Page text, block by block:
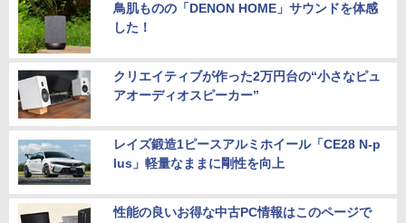
鳥肌ものの「DENON HOME」サウンドを体感
した！
クリエイティブが作った2万円台の“小さなピュ
アオーディオスピーカー”
レイズ鍛造1ピースアルミホイール「CE28 N-p
lus」軽量なままに剛性を向上
性能の良いお得な中古PC情報はこのページで